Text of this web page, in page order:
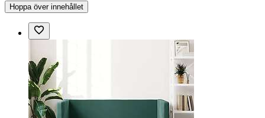
Hoppa över innehållet